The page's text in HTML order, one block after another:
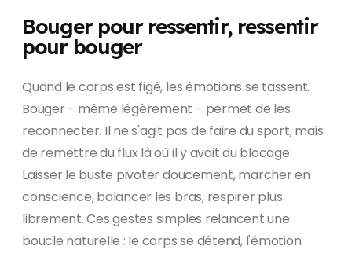
Bouger pour ressentir, ressentir
pour bouger
Quand le corps est figé, les émotions se tassent.
Bouger - même légèrement - permet de les
reconnecter. Il ne s'agit pas de faire du sport, mais
de remettre du flux là où il y avait du blocage.
Laisser le buste pivoter doucement, marcher en
conscience, balancer les bras, respirer plus
librement. Ces gestes simples relancent une
boucle naturelle : le corps se détend, l'émotion